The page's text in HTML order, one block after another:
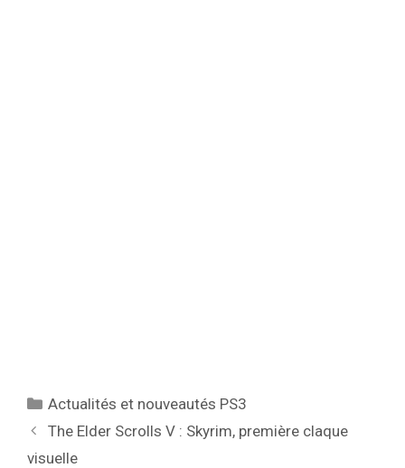
Catégories
Actualités et nouveautés PS3
The Elder Scrolls V : Skyrim, première claque
visuelle